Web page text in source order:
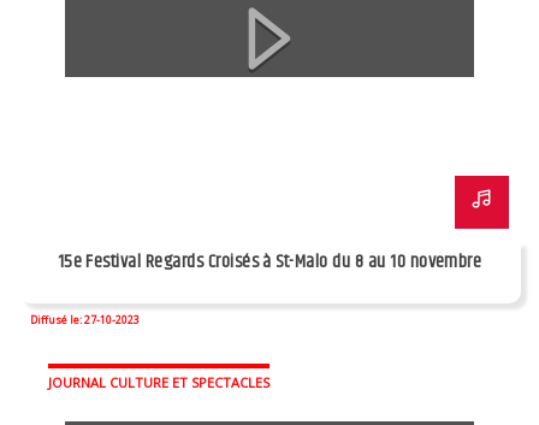
15e Festival Regards Croisés à St-Malo du 8 au 10 novembre
Diffusé le: 27-10-2023
JOURNAL CULTURE ET SPECTACLES